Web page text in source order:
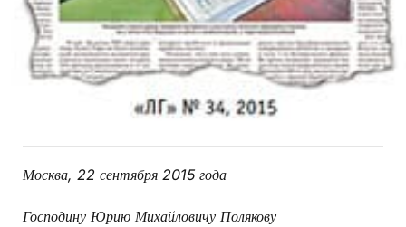
Москва, 22 сентября 2015 года
Господину Юрию Михайловичу Полякову